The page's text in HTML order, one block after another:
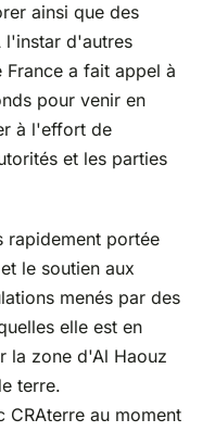
ainsi que des
l'instar d'autres
a fait appel à
pour venir en
à l'effort de
et les parties
rapidement portée
le soutien aux
menés par des
elle est en
la zone d'Al Haouz
terre.
CRAterre au moment